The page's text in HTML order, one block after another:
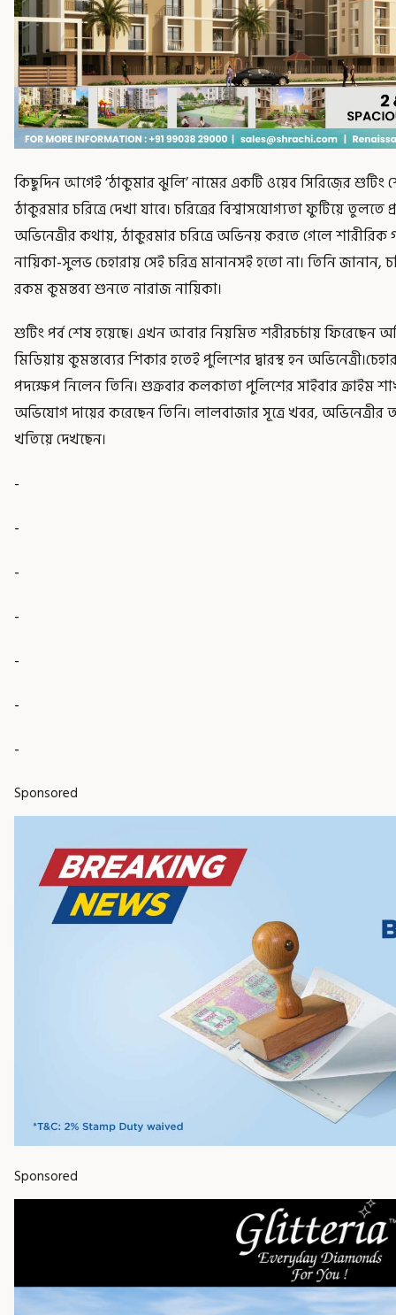
কিছুদিন আগেই ‘ঠাকুমার ঝুলি’ নামের একটি ওয়েব সিরিজ়ের শুটিং
ঠাকুরমার চরিত্রে দেখা যাবে। চরিত্রের বিশ্বাসযোগ্যতা ফুটিয়ে
অভিনেত্রীর কথায়, ঠাকুরমার চরিত্রে অভিনয় করতে গেলে
নায়িকা-সুলভ চেহারায় সেই চরিত্র মানানসই হতো না। তিনি
রকম কুমন্তব্য শুনতে নারাজ নায়িকা।
শুটিং পর্ব শেষ হয়েছে। এখন আবার নিয়মিত শরীরচর্চায় ফিরেছেন
মিডিয়ায় কুমন্তব্যের শিকার হতেই পুলিশের দ্বারস্থ হন
পদক্ষেপ নিলেন তিনি। শুক্রবার কলকাতা পুলিশের সাইবার ক্রাইম
অভিযোগ দায়ের করেছেন তিনি। লালবাজার সূত্রে খবর, অভিনেত্রীর
খতিয়ে দেখছেন।
-
-
-
-
-
-
-
Sponsored
Sponsored